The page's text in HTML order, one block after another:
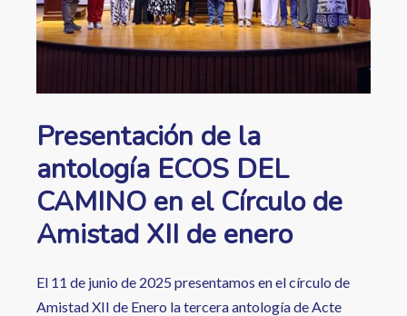
Presentación de la
antología ECOS DEL
CAMINO en el Círculo de
Amistad XII de enero
El 11 de junio de 2025 presentamos en el círculo de
Amistad XII de Enero la tercera antología de Acte